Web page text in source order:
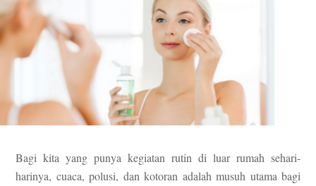
Bagi kita yang punya kegiatan rutin di luar rumah sehari-
harinya, cuaca, polusi, dan kotoran adalah musuh utama bagi